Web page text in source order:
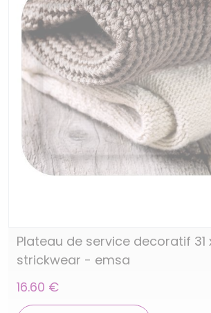
Plateau de service decoratif 31
strickwear - emsa
16.60 €